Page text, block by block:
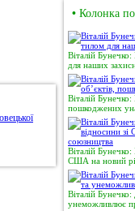
• Колонка
Віталій
для наших
Віталій
пошкоджених
Віталій
США на новий
Віталій
унеможливлює